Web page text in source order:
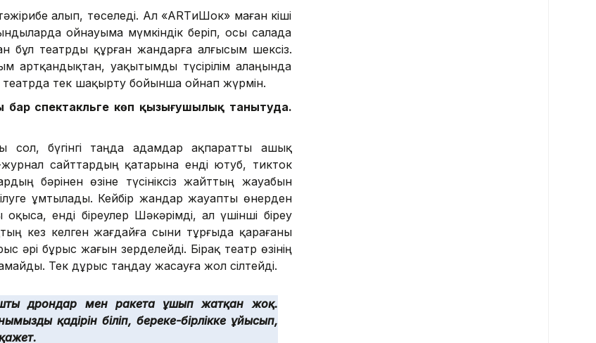
алып, төселеді. Ал «ARTиШок» маған кіші
ойнауыма мүмкіндік беріп, осы салада
бұл театрды құрған жандарға алғысым шексіз.
артқандықтан, уақытымды түсірілім алаңында
театрда тек шақырту бойынша ойнап жүрмін.
бар спектакльге көп қызығушылық танытуда.
сол, бүгінгі таңда адамдар ақпаратты ашық
сайттардың қатарына енді ютуб, тикток
бәрінен өзіне түсініксіз жайттың жауабын
ұмтылады. Кейбір жандар жауапты өнерден
енді біреулер Шәкәрімді, ал үшінші біреу
кез келген жағдайға сыни тұрғыда қарағаны
бұрыс жағын зерделейді. Бірақ театр өзінің
Тек дұрыс таңдау жасауға жол сілтейді.
дрондар мен ракета ұшып жатқан жоқ.
қадірін біліп, береке-бірлікке ұйысып,